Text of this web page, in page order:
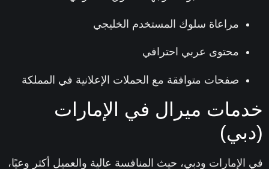
مراعاة سلوك المستخدم الخليجي
محتوى عربي احترافي
صفحات متوافقة مع الحملات الإعلانية في المملكة
ميرال في الإمارات
الإمارات ودبي، حيث المنافسة عالية والعميل أكثر وعيًا،